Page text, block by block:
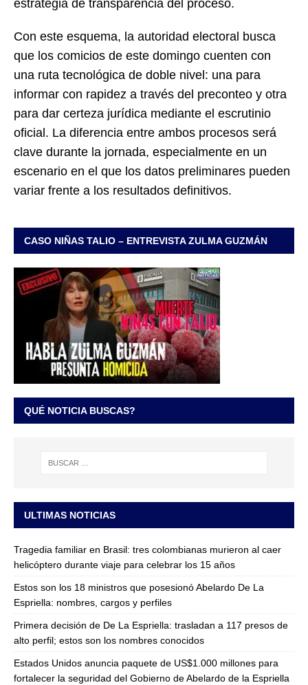
estrategia de transparencia del proceso.
Con este esquema, la autoridad electoral busca
que los comicios de este domingo cuenten con
una ruta tecnológica de doble nivel: una para
informar con rapidez a través del preconteo y otra
para dar certeza jurídica mediante el escrutinio
oficial. La diferencia entre ambos procesos será
clave durante la jornada, especialmente en un
escenario en el que los datos preliminares pueden
variar frente a los resultados definitivos.
CASO NIÑAS TALIO – ENTREVISTA ZULMA GUZMÁN
QUÉ NOTICIA BUSCAS?
ULTIMAS NOTICIAS
Tragedia familiar en Brasil: tres colombianas murieron al caer
helicóptero durante viaje para celebrar los 15 años
Estos son los 18 ministros que posesionó Abelardo De La
Espriella: nombres, cargos y perfiles
Primera decisión de De La Espriella: trasladan a 117 presos de
alto perfil; estos son los nombres conocidos
Estados Unidos anuncia paquete de US$1.000 millones para
fortalecer la seguridad del Gobierno de Abelardo de la Espriella